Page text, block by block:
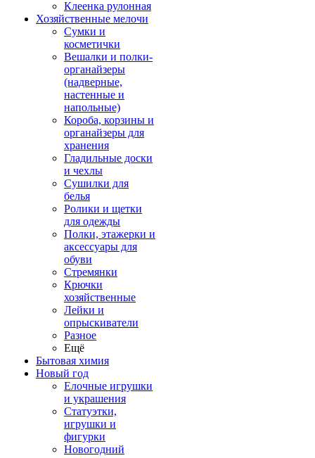
Клеенка рулонная
Хозяйственные мелочи
Сумки и
косметички
Вешалки и полки-
органайзеры
(надверные,
настенные и
напольные)
Короба, корзины и
органайзеры для
хранения
Гладильные доски
и чехлы
Сушилки для
белья
Ролики и щетки
для одежды
Полки, этажерки и
аксессуары для
обуви
Стремянки
Крючки
хозяйственные
Лейки и
опрыскиватели
Разное
Ещё
Бытовая химия
Новый год
Елочные игрушки
и украшения
Статуэтки,
игрушки и
фигурки
Новогодний